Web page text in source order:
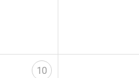
10